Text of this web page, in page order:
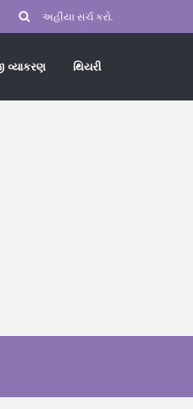
વ્યાકરણ થિયરી